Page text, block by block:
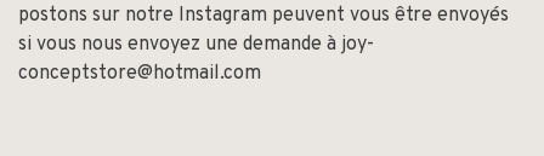
postons sur notre Instagram peuvent vous être envoyés
si vous nous envoyez une demande à joy-
conceptstore@hotmail.com